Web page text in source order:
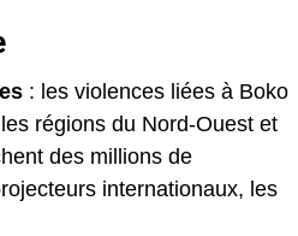
: les violences liées à Boko
régions du Nord-Ouest et
des millions de
internationaux, les